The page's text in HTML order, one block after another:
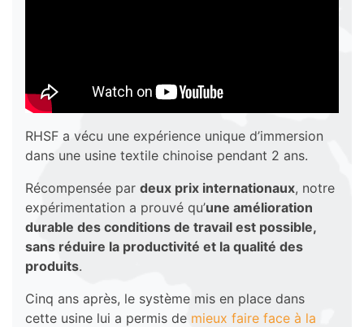
RHSF a vécu une expérience unique d’immersion
dans une usine textile chinoise pendant 2 ans.
Récompensée par deux prix internationaux, notre
expérimentation a prouvé qu’une amélioration
durable des conditions de travail est possible,
sans réduire la productivité et la qualité des
produits.
Cinq ans après, le système mis en place dans
cette usine lui a permis de mieux faire face à la